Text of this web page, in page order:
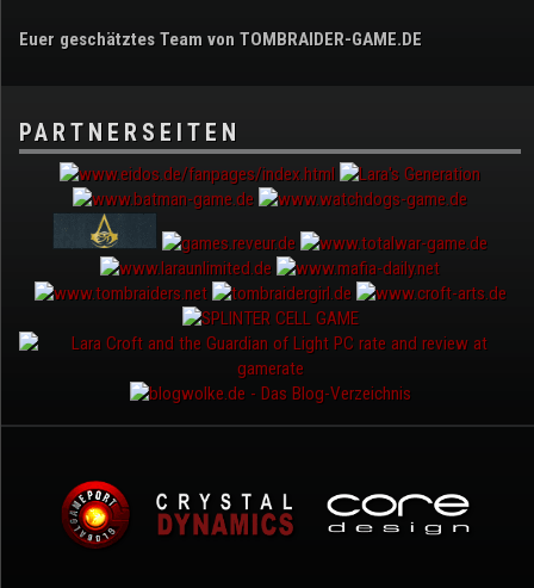
Euer geschätztes Team von TOMBRAIDER-GAME.DE
PARTNERSEITEN